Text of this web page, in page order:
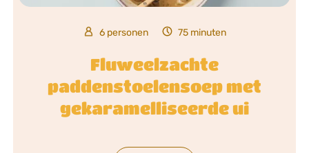
6 personen 75 minuten
Fluweelzachte
paddenstoelensoep met
gekaramelliseerde ui